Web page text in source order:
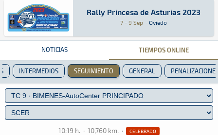
NOTICIAS
AGENDA
GALERÍAS
TIENDA
ARCHIVO
Rally Princesa de Asturias 2023
Rally Princesa de Asturias 2023
7 - 9 Sep · Oviedo
Rally · Rally Princesa de Asturias 2023:
NOTICIAS TIEMPOS ONLINE
INTERMEDIOS SEGUIMIENTO GENERAL
10:19 h. · 10,760 km. · CELEBRADO